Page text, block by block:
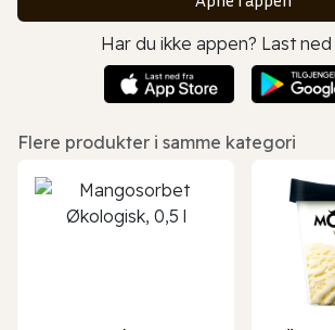
Har du ikke appen? Last ned
Flere produkter i samme kategori